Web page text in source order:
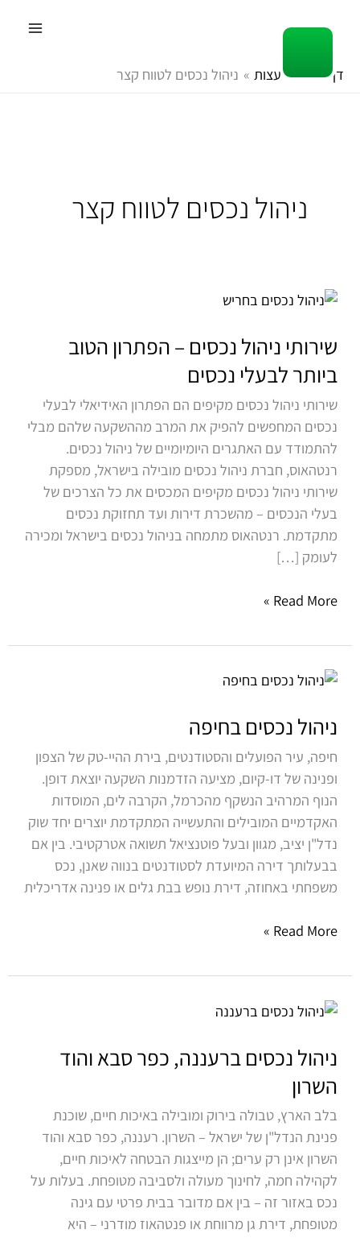
לתוכן
דף הבית עצות ניהול נכסים לטווח קצר
ניהול נכסים לטווח קצר
שירותי ניהול נכסים – הפתרון הטוב
ביותר לבעלי נכסים
שירותי ניהול נכסים מקיפים הם הפתרון האידיאלי לבעלי
נכסים המחפשים להפיק את המרב מההשקעה שלהם מבלי
להתמודד עם האתגרים היומיומיים של ניהול נכסים.
רנטהאוס, חברת ניהול נכסים מובילה בישראל, מספקת
שירותי ניהול נכסים מקיפים המכסים את כל הצרכים של
בעלי הנכסים – מהשכרת דירות ועד תחזוקת נכסים
מתקדמת. רנטהאוס מתמחה בניהול נכסים בישראל ומכירה
לעומק […]
שירותי
נכסים
הפתרון
הטוב
ביותר
לבעלי
נכסים
Read More »
ניהול נכסים בחיפה
חיפה, עיר הפועלים והסטודנטים, בירת ההיי-טק של הצפון
ופנינה של דו-קיום, מציעה הזדמנות השקעה יוצאת דופן.
הנוף המרהיב הנשקף מהכרמל, הקרבה לים, המוסדות
האקדמיים המובילים והתעשייה המתקדמת יוצרים יחד שוק
נדל"ן יציב, מגוון ובעל פוטנציאל תשואה אטרקטיבי. בין אם
בבעלותך דירה המיועדת לסטודנטים בנווה שאנן, נכס
משפחתי באחוזה, דירת נופש בבת גלים או פנינה אדריכלית
ניהול
בחיפה
Read More »
ניהול נכסים ברעננה, כפר סבא והוד
השרון
בלב הארץ, טבולה בירוק ומובילה באיכות חיים, שוכנת
פנינת הנדל"ן של ישראל – השרון. רעננה, כפר סבא והוד
השרון אינן רק ערים; הן מייצגות הבטחה לאיכות חיים,
לקהילה חמה, לחינוך מעולה ולסביבה מטופחת. בעלות על
נכס באזור זה – בין אם מדובר בבית פרטי עם גינה
מטופחת, דירת גן מרווחת או פנטהאוז מודרני – היא
ניהול
ברעננה,
סבא
והוד
השרון